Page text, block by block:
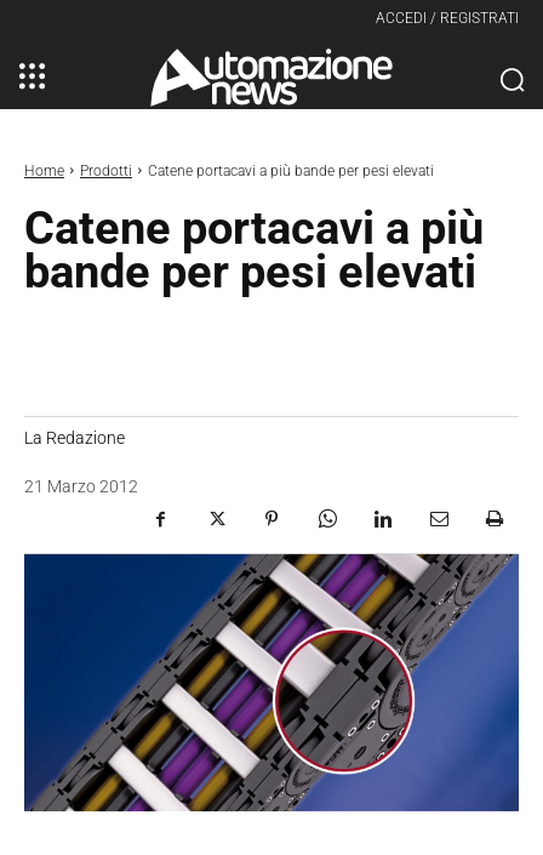
ACCEDI / REGISTRATI
Home Prodotti Catene portacavi a più bande per pesi elevati
Catene portacavi a più
bande per pesi elevati
La Redazione
21 Marzo 2012